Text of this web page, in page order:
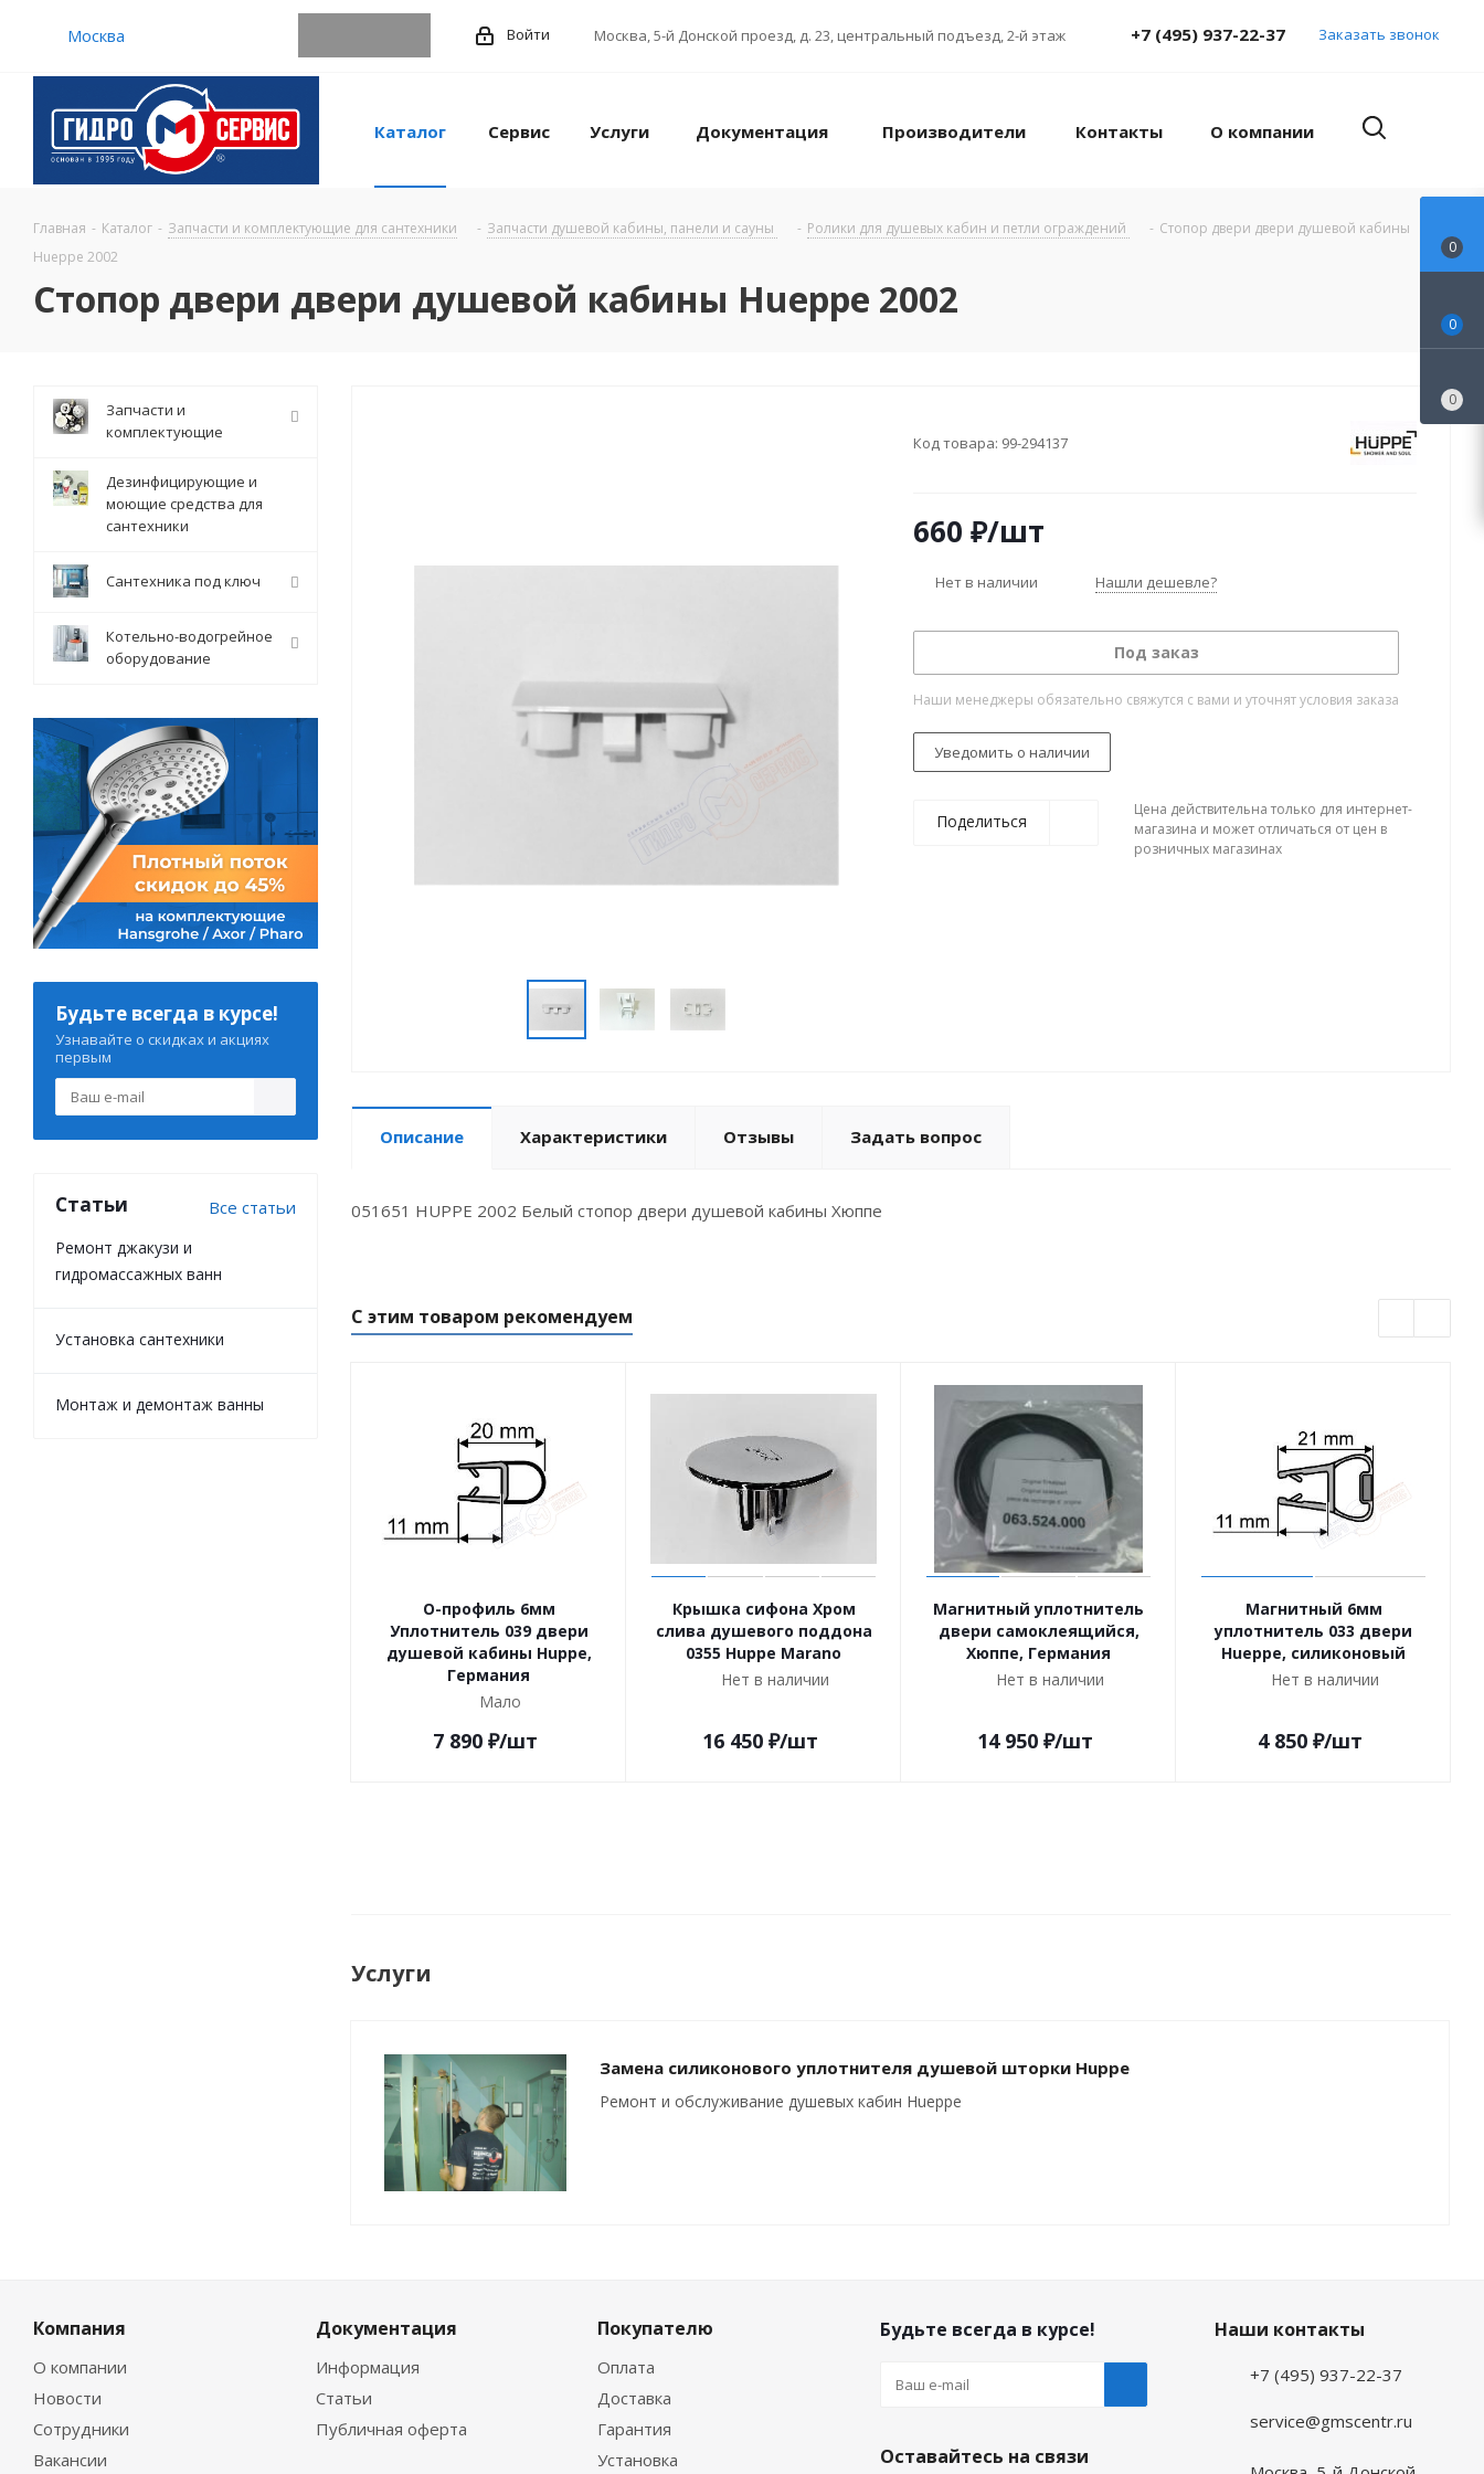
Москва Войти Москва,5-й Донской проезд, д. 23, центральный подъезд, 2-й этаж +7 (495) 937-22-37 Заказать звонок
Каталог Сервис Услуги Документация Производители Контакты О компании
Главная - Каталог - Запчасти и комплектующие для сантехники - Запчасти душевой кабины, панели и сауны - Ролики для душевых кабин и петли ограждений - Стопор двери двери душевой кабины
Hueppe 2002
Стопор двери двери душевой кабины Hueppe 2002
Код товара: 99-294137
660 ₽/шт
Нет в наличии Нашли дешевле?
Под заказ
Наши менеджеры обязательно свяжутся с вами и уточнят условия заказа
Уведомить о наличии
Поделиться
Цена действительна только для интернет-
магазина и может отличаться от цен в
розничных магазинах
Описание Характеристики Отзывы Задать вопрос
051651 HUPPE 2002 Белый стопор двери душевой кабины Хюппе
С этим товаром рекомендуем
О-профиль 6мм
Уплотнитель 039 двери
душевой кабины Huppe,
Германия
Мало
7 890₽/шт
Крышка сифона Хром
слива душевого поддона
0355 Huppe Marano
Нет в наличии
16 450₽/шт
Магнитный уплотнитель
двери самоклеящийся,
Хюппе, Германия
Нет в наличии
14 950₽/шт
Магнитный 6мм
уплотнитель 033 двери
Hueppe, силиконовый
Нет в наличии
4 850₽/шт
Услуги
Замена силиконового уплотнителя душевой шторки Huppe
Ремонт и обслуживание душевых кабин Hueppe
Запчасти и
комплектующие
Дезинфицирующие и
моющие средства для
сантехники
Сантехника под ключ
Котельно-водогрейное
оборудование
Будьте всегда в курсе!
Узнавайте о скидках и акциях
первым
Статьи Все статьи
Ремонт джакузи и
гидромассажных ванн
Установка сантехники
Монтаж и демонтаж ванны
Компания
О компании
Новости
Сотрудники
Вакансии
Документация
Информация
Статьи
Публичная оферта
Покупателю
Оплата
Доставка
Гарантия
Установка
Будьте всегда в курсе!
Оставайтесь на связи
Наши контакты
+7 (495) 937-22-37
service@gmscentr.ru
0
0
0